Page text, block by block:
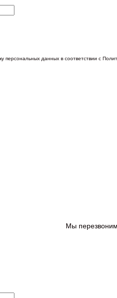
персональных данных в соответствии с
Мы